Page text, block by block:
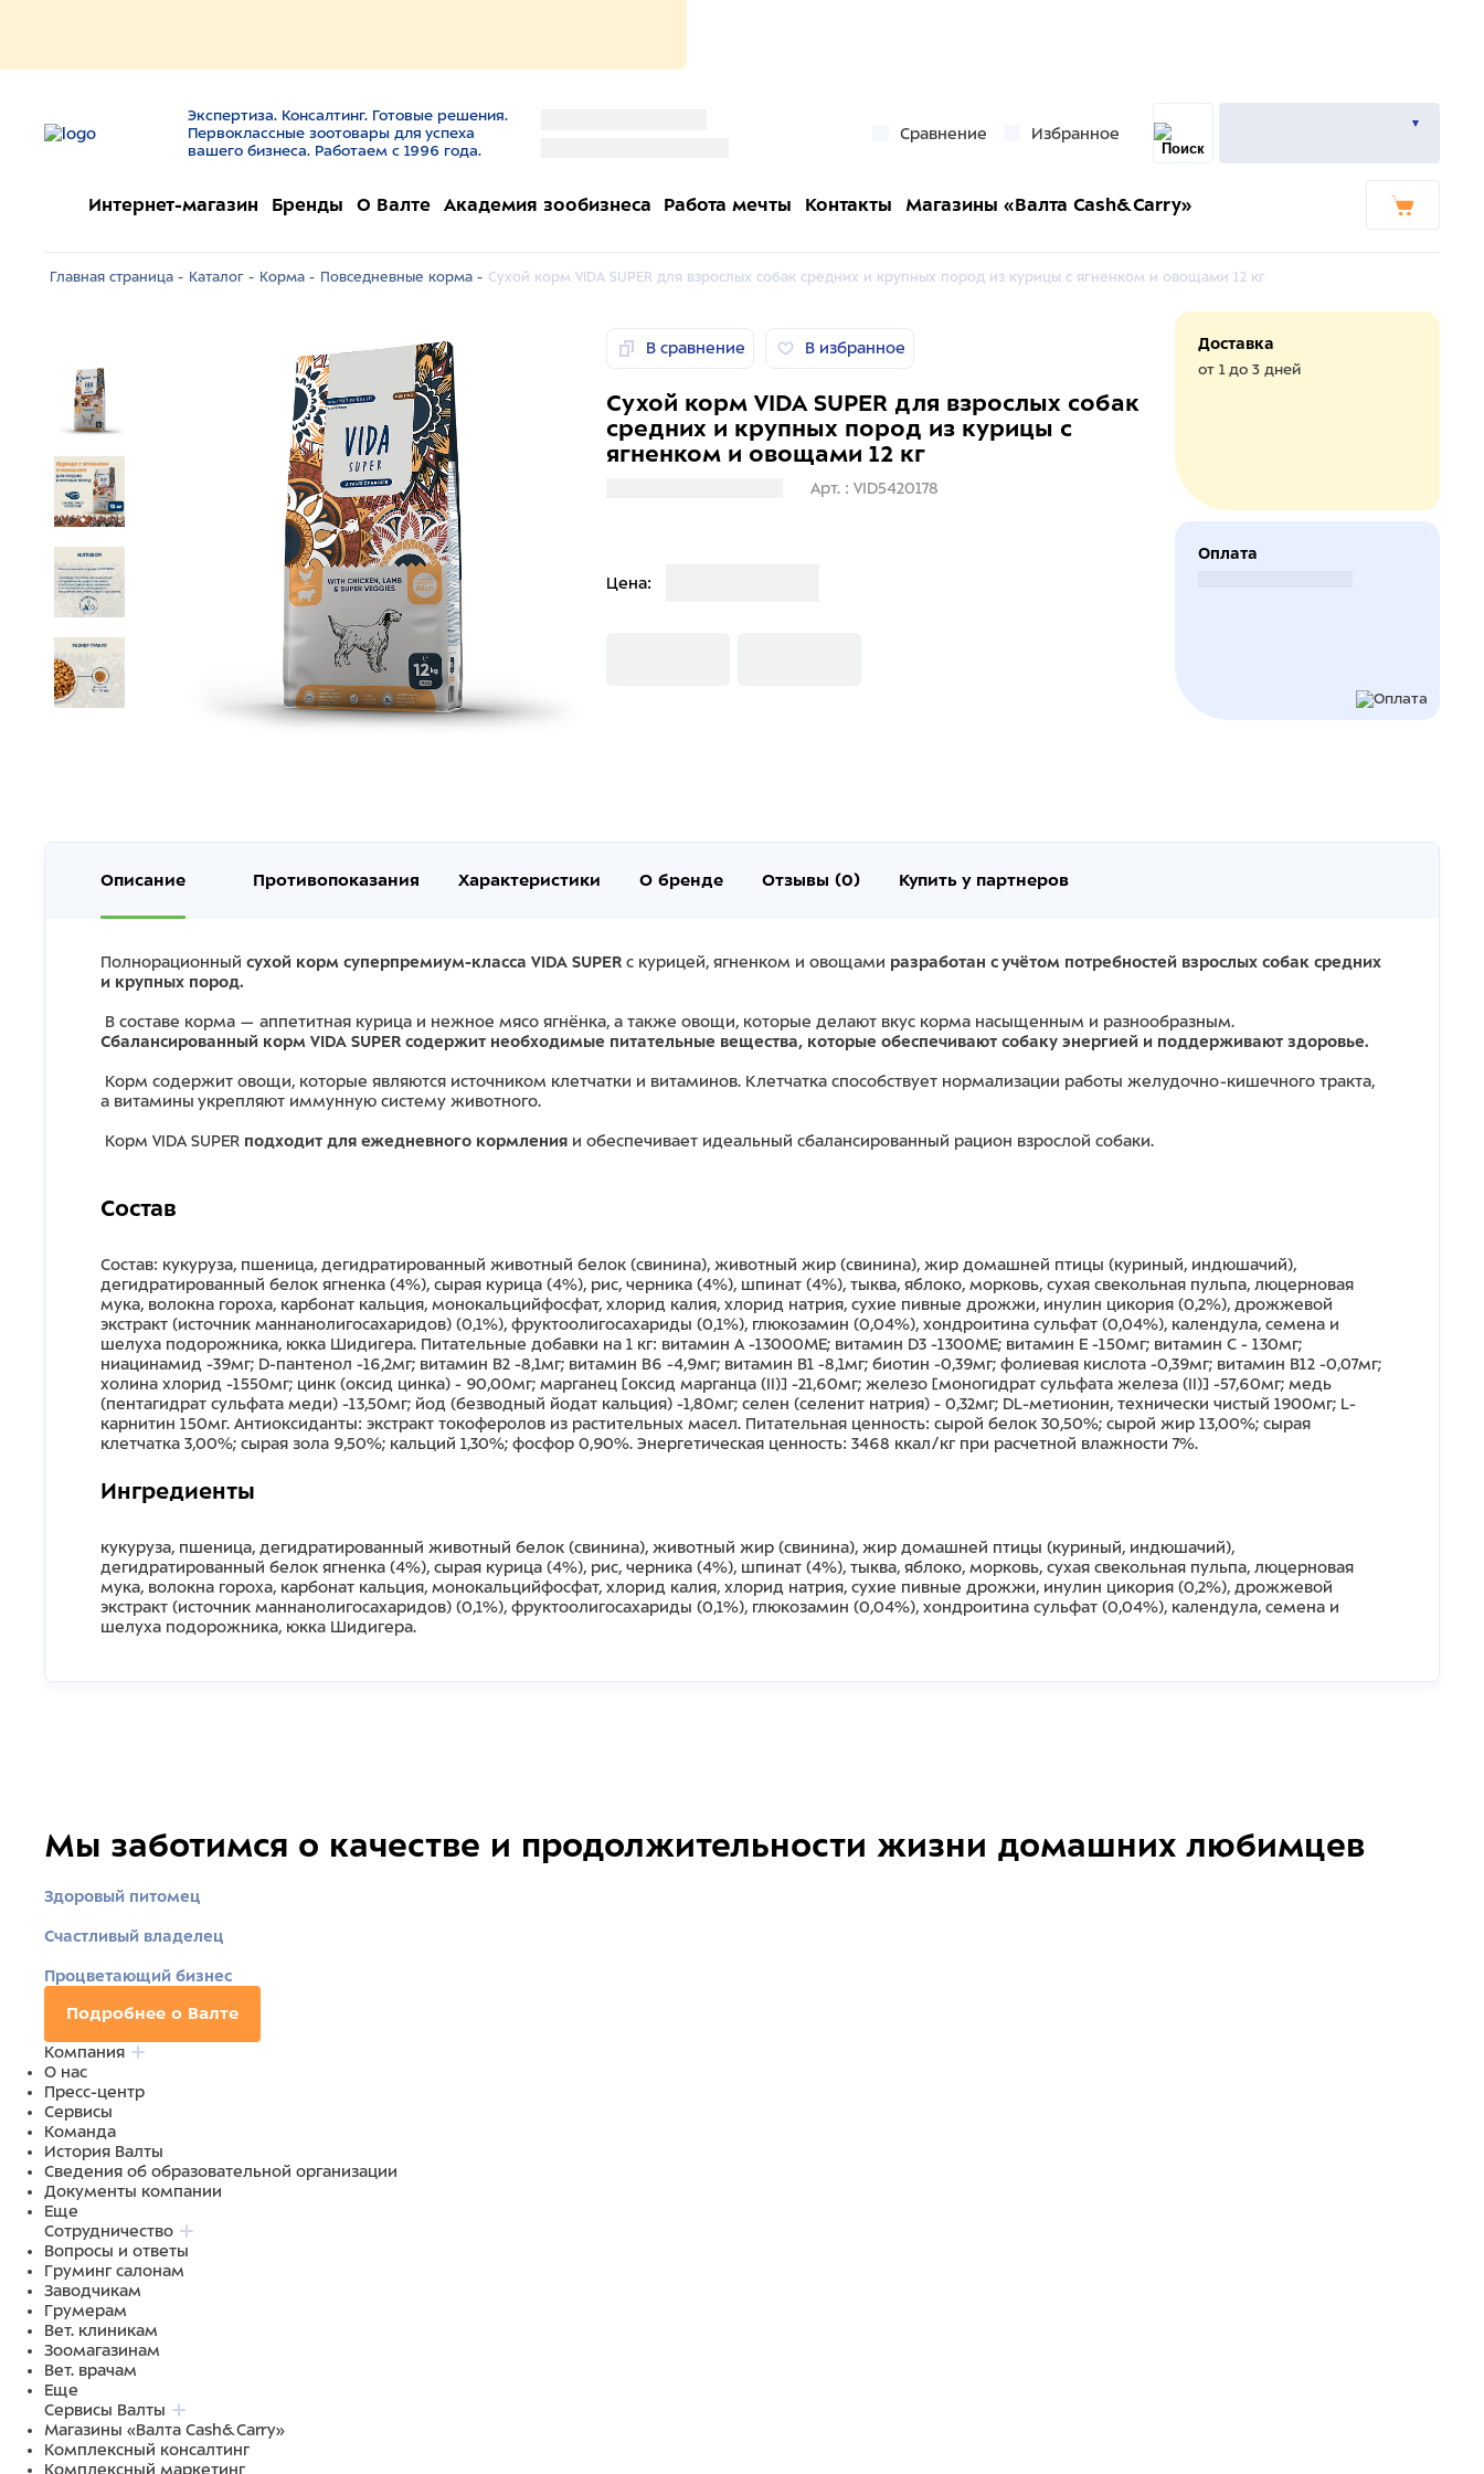
Экспертиза. Консалтинг. Готовые решения.
Первоклассные зоотовары для успеха
вашего бизнеса. Работаем с 1996 года.
Сравнение Избранное
Интернет-магазин Бренды О Валте Академия зообизнеса Работа мечты Контакты Магазины «Валта Cash&Carry»
Главная страница - Каталог - Корма - Повседневные корма - Сухой корм VIDA SUPER для взрослых собак средних и крупных пород из курицы с ягненком и овощами 12 кг
В сравнение В избранное
Сухой корм VIDA SUPER для взрослых собак
средних и крупных пород из курицы с
ягненком и овощами 12 кг
Арт. : VID5420178
Цена:
Доставка
от 1 до 3 дней
Оплата
Описание Противопоказания Характеристики О бренде Отзывы (0) Купить у партнеров
Полнорационный сухой корм суперпремиум-класса VIDA SUPER с курицей, ягненком и овощами разработан с учётом потребностей взрослых собак средних
и крупных пород.
В составе корма — аппетитная курица и нежное мясо ягнёнка, а также овощи, которые делают вкус корма насыщенным и разнообразным.
Сбалансированный корм VIDA SUPER содержит необходимые питательные вещества, которые обеспечивают собаку энергией и поддерживают здоровье.
Корм содержит овощи, которые являются источником клетчатки и витаминов. Клетчатка способствует нормализации работы желудочно-кишечного тракта,
а витамины укрепляют иммунную систему животного.
Корм VIDA SUPER подходит для ежедневного кормления и обеспечивает идеальный сбалансированный рацион взрослой собаки.
Состав
Состав: кукуруза, пшеница, дегидратированный животный белок (свинина), животный жир (свинина), жир домашней птицы (куриный, индюшачий),
дегидратированный белок ягненка (4%), сырая курица (4%), рис, черника (4%), шпинат (4%), тыква, яблоко, морковь, сухая свекольная пульпа, люцерновая
мука, волокна гороха, карбонат кальция, монокальцийфосфат, хлорид калия, хлорид натрия, сухие пивные дрожжи, инулин цикория (0,2%), дрожжевой
экстракт (источник маннанолигосахаридов) (0,1%), фруктоолигосахариды (0,1%), глюкозамин (0,04%), хондроитина сульфат (0,04%), календула, семена и
шелуха подорожника, юкка Шидигера. Питательные добавки на 1 кг: витамин A -13000ME; витамин D3 -1300ME; витамин E -150мг; витамин C - 130мг;
ниацинамид -39мг; D-пантенол -16,2мг; витамин B2 -8,1мг; витамин B6 -4,9мг; витамин B1 -8,1мг; биотин -0,39мг; фолиевая кислота -0,39мг; витамин B12 -0,07мг;
холина хлорид -1550мг; цинк (оксид цинка) - 90,00мг; марганец [оксид марганца (II)] -21,60мг; железо [моногидрат сульфата железа (II)] -57,60мг; медь
(пентагидрат сульфата меди) -13,50мг; йод (безводный йодат кальция) -1,80мг; селен (селенит натрия) - 0,32мг; DL-метионин, технически чистый 1900мг; L-
карнитин 150мг. Антиоксиданты: экстракт токоферолов из растительных масел. Питательная ценность: сырой белок 30,50%; сырой жир 13,00%; сырая
клетчатка 3,00%; сырая зола 9,50%; кальций 1,30%; фосфор 0,90%. Энергетическая ценность: 3468 ккал/кг при расчетной влажности 7%.
Ингредиенты
кукуруза, пшеница, дегидратированный животный белок (свинина), животный жир (свинина), жир домашней птицы (куриный, индюшачий),
дегидратированный белок ягненка (4%), сырая курица (4%), рис, черника (4%), шпинат (4%), тыква, яблоко, морковь, сухая свекольная пульпа, люцерновая
мука, волокна гороха, карбонат кальция, монокальцийфосфат, хлорид калия, хлорид натрия, сухие пивные дрожжи, инулин цикория (0,2%), дрожжевой
экстракт (источник маннанолигосахаридов) (0,1%), фруктоолигосахариды (0,1%), глюкозамин (0,04%), хондроитина сульфат (0,04%), календула, семена и
шелуха подорожника, юкка Шидигера.
Мы заботимся о качестве и продолжительности жизни домашних любимцев
Здоровый питомец
Счастливый владелец
Процветающий бизнес
Подробнее о Валте
Компания
О нас
Пресс-центр
Сервисы
Команда
История Валты
Сведения об образовательной организации
Документы компании
Еще
Сотрудничество
Вопросы и ответы
Груминг салонам
Заводчикам
Грумерам
Вет. клиникам
Зоомагазинам
Вет. врачам
Еще
Сервисы Валты
Магазины «Валта Cash&Carry»
Комплексный консалтинг
Комплексный маркетинг